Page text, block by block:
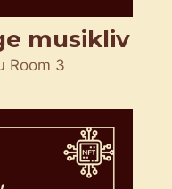
musikliv
Room 3